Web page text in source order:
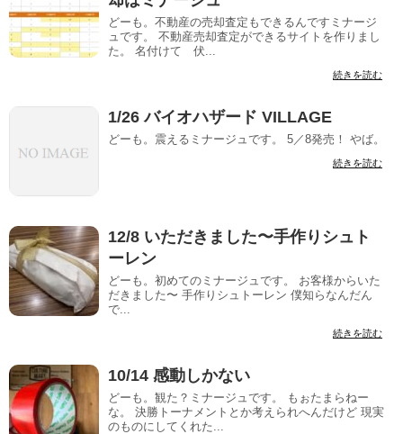
どーも。不動産の売却査定もできるんですミナージ
ュです。 不動産売却査定ができるサイトを作りまし
た。 名付けて 伏...
続きを読む
1/26 バイオハザード VILLAGE
どーも。震えるミナージュです。 5／8発売！ やば。
続きを読む
12/8 いただきました〜手作りシュト
ーレン
どーも。初めてのミナージュです。 お客様からいた
だきました〜 手作りシュトーレン 僕知らなんだん
で...
続きを読む
10/14 感動しかない
どーも。観た？ミナージュです。 もぉたまらねー
な。 決勝トーナメントとか考えられへんだけど 現実
のものにしてくれた...